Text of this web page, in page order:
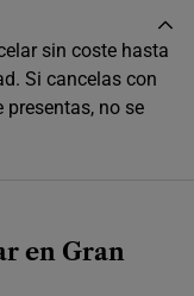
sin coste hasta
Si cancelas con
no se
en Gran